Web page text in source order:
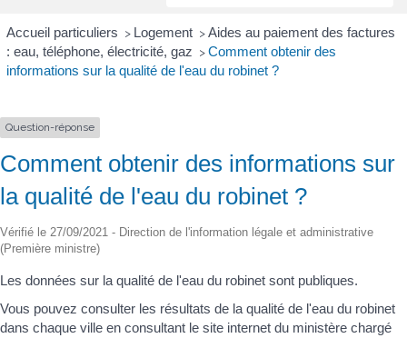
Accueil particuliers > Logement > Aides au paiement des factures
: eau, téléphone, électricité, gaz > Comment obtenir des
informations sur la qualité de l'eau du robinet ?
Question-réponse
Comment obtenir des informations sur
la qualité de l'eau du robinet ?
Vérifié le 27/09/2021 - Direction de l'information légale et administrative
(Première ministre)
Les données sur la qualité de l'eau du robinet sont publiques.
Vous pouvez consulter les résultats de la qualité de l'eau du robinet
dans chaque ville en consultant le site internet du ministère chargé